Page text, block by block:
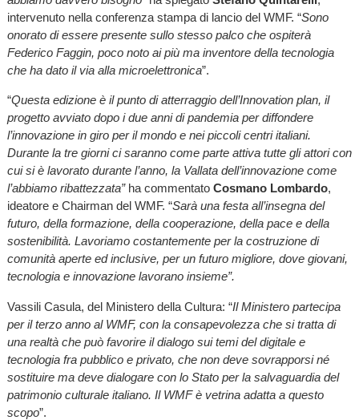
intervenuto nella conferenza stampa di lancio del WMF. “Sono
onorato di essere presente sullo stesso palco che ospiterà
Federico Faggin, poco noto ai più ma inventore della tecnologia
che ha dato il via alla microelettronica”.
“Questa edizione è il punto di atterraggio dell’Innovation plan, il
progetto avviato dopo i due anni di pandemia per diffondere
l’innovazione in giro per il mondo e nei piccoli centri italiani.
Durante la tre giorni ci saranno come parte attiva tutte gli attori con
cui si è lavorato durante l’anno, la Vallata dell’innovazione come
l’abbiamo ribattezzata” ha commentato Cosmano Lombardo,
ideatore e Chairman del WMF. “Sarà una festa all’insegna del
futuro, della formazione, della cooperazione, della pace e della
sostenibilità. Lavoriamo costantemente per la costruzione di
comunità aperte ed inclusive, per un futuro migliore, dove giovani,
tecnologia e innovazione lavorano insieme”.
Vassili Casula, del Ministero della Cultura: “Il Ministero partecipa
per il terzo anno al WMF, con la consapevolezza che si tratta di
una realtà che può favorire il dialogo sui temi del digitale e
tecnologia fra pubblico e privato, che non deve sovrapporsi né
sostituire ma deve dialogare con lo Stato per la salvaguardia del
patrimonio culturale italiano. Il WMF è vetrina adatta a questo
scopo”.